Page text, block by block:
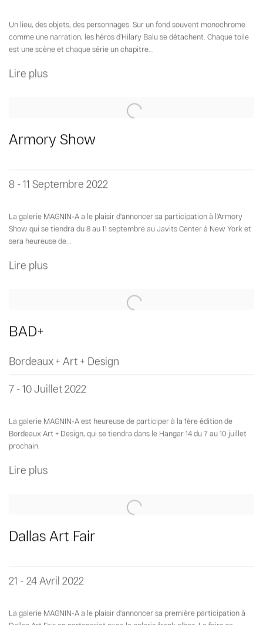
Un lieu, des objets, des personnages. Sur un fond souvent monochrome
comme une narration, les héros d’Hilary Balu se détachent. Chaque toile
est une scène et chaque série un chapitre...
Lire plus
Armory Show
8 - 11 Septembre 2022
La galerie MAGNIN-A a le plaisir d'annoncer sa participation à l'Armory
Show qui se tiendra du 8 au 11 septembre au Javits Center à New York et
sera heureuse de...
Lire plus
BAD+
Bordeaux + Art + Design
7 - 10 Juillet 2022
La galerie MAGNIN-A est heureuse de participer à la 1ère édition de
Bordeaux Art + Design, qui se tiendra dans le Hangar 14 du 7 au 10 juillet
prochain.
Lire plus
Dallas Art Fair
21 - 24 Avril 2022
La galerie MAGNIN-A a le plaisir d'annoncer sa première participation à